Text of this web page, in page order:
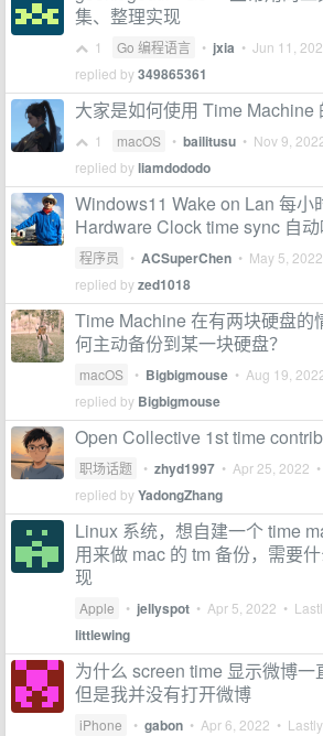
集、整理实现
1 Go 编程语言 • jxia • Jun 11,
replied by349865361
大家是如何使用 Time Machine
1 macOS • bailitusu • Nov 9,
replied byliamdododo
Windows11 Wake on Lan 每小
Hardware Clock time sync 自
程序员 • ACSuperChen • May 5, 2022
replied byzed1018
Time Machine 在有两块硬盘的
何主动备份到某一块硬盘？
macOS • Bigbigmouse • Aug 19,
replied by Bigbigmouse
Open Collective 1st time
职场话题 • zhyd1997 • Apr 25, 2022
replied byYadongZhang
Linux 系统，想自建一个 time
用来做 mac 的 tm 备份，需要
现
Apple • jellyspot • Apr 5, 2022 •
littlewing
为什么 screen time 显示微博一
但是我并没有打开微博
iPhone • gabon • Apr 6, 2022 •